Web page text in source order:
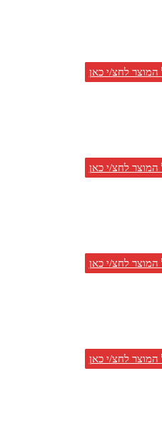
לחצ/י כאן
לחצ/י כאן
לחצ/י כאן
לחצ/י כאן